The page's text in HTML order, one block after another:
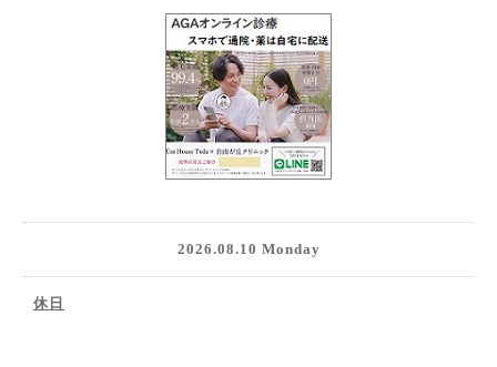
2026.08.10 Monday
休日